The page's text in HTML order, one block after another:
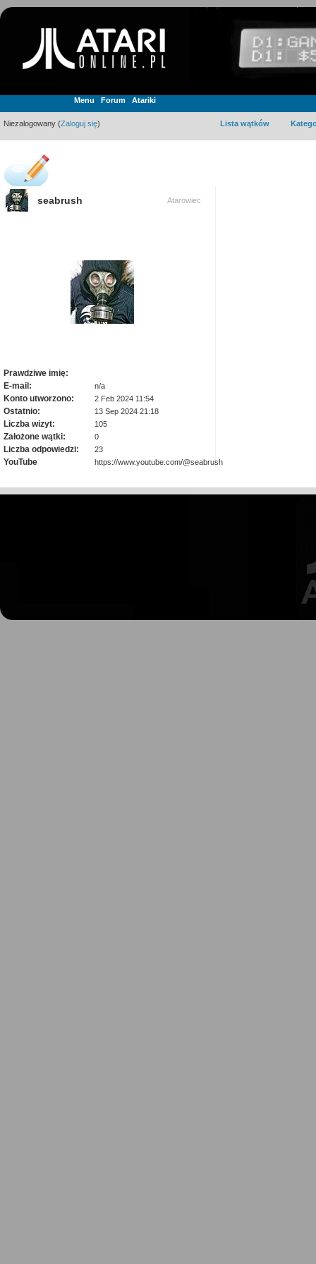
Menu Forum Atariki
Niezalogowany (Zaloguj się) Lista wątków
seabrush Atarowiec
Prawdziwe imię:
E-mail:
n/a
Konto utworzono: 2 Feb 2024 11:54
Ostatnio: 13 Sep 2024 21:18
Liczba wizyt: 105
Założone wątki: 0
Liczba odpowiedzi: 23
YouTube https://www.youtube.com/@seabrush